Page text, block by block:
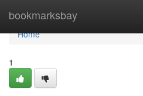
bookmarksbay
Home
Home
1